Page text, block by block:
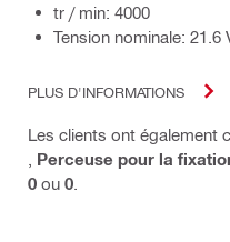
tr / min: 4000
Tension nominale: 21.6
PLUS D'INFORMATIONS
Les clients ont également
Perceuse pour la
0 ou 0